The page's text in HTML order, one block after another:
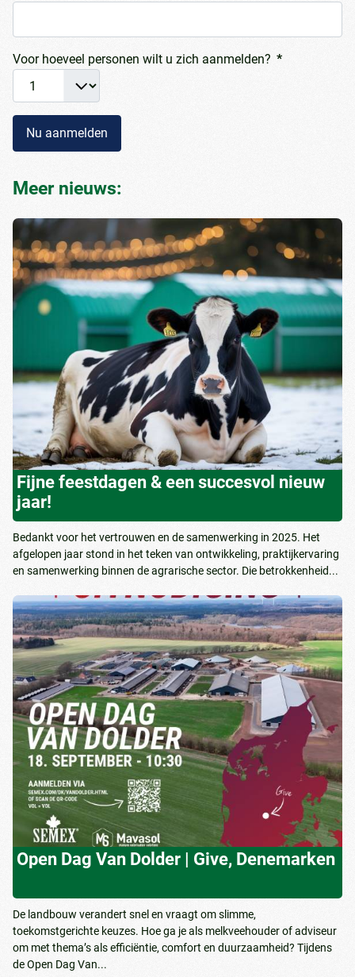
Voor hoeveel personen wilt u zich aanmelden? *
Nu aanmelden
Meer nieuws:
Fijne feestdagen & een succesvol nieuw
jaar!
Bedankt voor het vertrouwen en de samenwerking in 2025. Het
afgelopen jaar stond in het teken van ontwikkeling, praktijkervaring
en samenwerking binnen de agrarische sector. Die betrokkenheid...
Open Dag Van Dolder | Give, Denemarken
De landbouw verandert snel en vraagt om slimme,
toekomstgerichte keuzes. Hoe ga je als melkveehouder of adviseur
om met thema’s als efficiëntie, comfort en duurzaamheid? Tijdens
de Open Dag Van...